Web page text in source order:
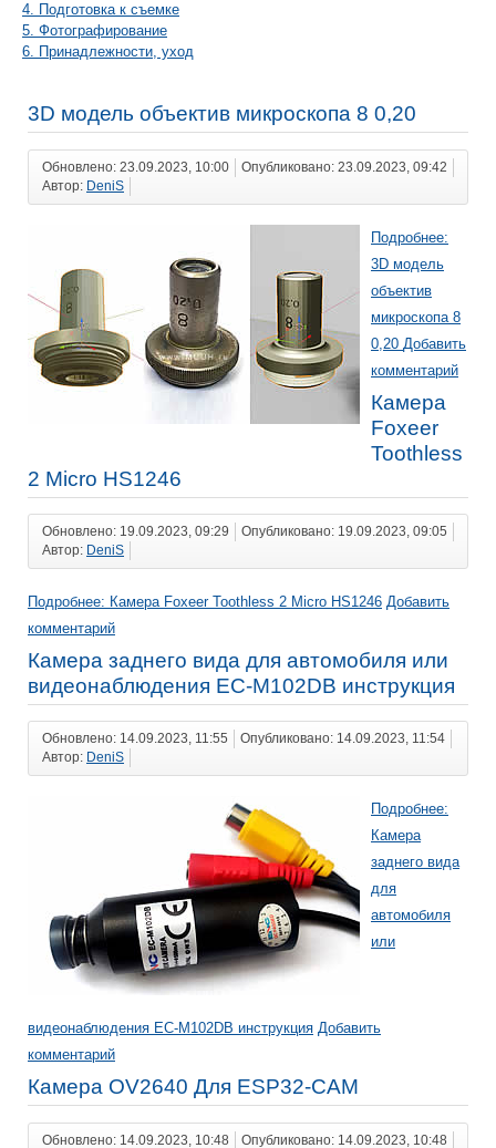
4. Подготовка к съемке
5. Фотографирование
6. Принадлежности, уход
3D модель объектив микроскопа 8 0,20
Обновлено: 23.09.2023, 10:00
Опубликовано: 23.09.2023, 09:42
Автор: DeniS
Подробнее:
3D модель
объектив
микроскопа 8
0,20 Добавить
комментарий
Камера
Foxeer
Toothless
2 Micro HS1246
Обновлено: 19.09.2023, 09:29
Опубликовано: 19.09.2023, 09:05
Автор: DeniS
Подробнее: Камера Foxeer Toothless 2 Micro HS1246 Добавить
комментарий
Камера заднего вида для автомобиля или
видеонаблюдения EC-M102DB инструкция
Обновлено: 14.09.2023, 11:55
Опубликовано: 14.09.2023, 11:54
Автор:
DeniS
Подробнее:
Камера
заднего вида
для
автомобиля
или
видеонаблюдения EC-M102DB инструкция Добавить
комментарий
Камера OV2640 Для ESP32-CAM
Обновлено: 14.09.2023, 10:48
Опубликовано: 14.09.2023, 10:48